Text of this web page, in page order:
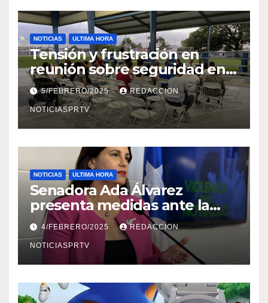
NOTICIAS ULTIMA HORA
Tensión y frustración en
reunión sobre seguridad en
Reparto Metropolitano
5/FEBRERO/2025 REDACCION
NOTICIASPRTV
NOTICIAS ULTIMA HORA
Senadora Ada Álvarez
presenta medidas ante la
violencia en el noviazgo
4/FEBRERO/2025 REDACCION
NOTICIASPRTV